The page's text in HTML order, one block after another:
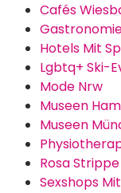
Cafés
Hotels Mit
Lgbtq+ Ski-
Mode Nrw
Museen
Museen
Rosa Strippe
Sexshops